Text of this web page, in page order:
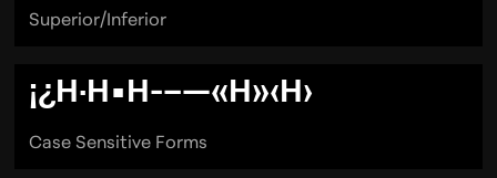
Superior/Inferior
¡¿H·H•H-–—«H»‹H›
Case Sensitive Forms